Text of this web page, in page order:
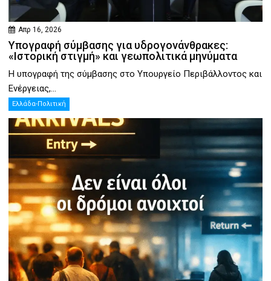
Απρ 16, 2026
Υπογραφή σύμβασης για υδρογονάνθρακες:
«Ιστορική στιγμή» και γεωπολιτικά μηνύματα
Η υπογραφή της σύμβασης στο Υπουργείο Περιβάλλοντος και
Ενέργειας,...
Ελλάδα-Πολιτική